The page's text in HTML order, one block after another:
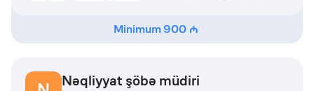
Minimum900
Nəqliyyat şöbə müdiri